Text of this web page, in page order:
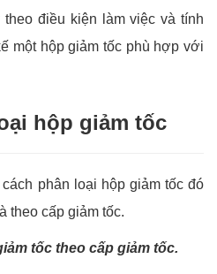
điều kiện làm việc và tính
một hộp giảm tốc phù hợp với
hộp giảm tốc
phân loại hộp giảm tốc đó
theo cấp giảm tốc.
tốc theo cấp giảm tốc.